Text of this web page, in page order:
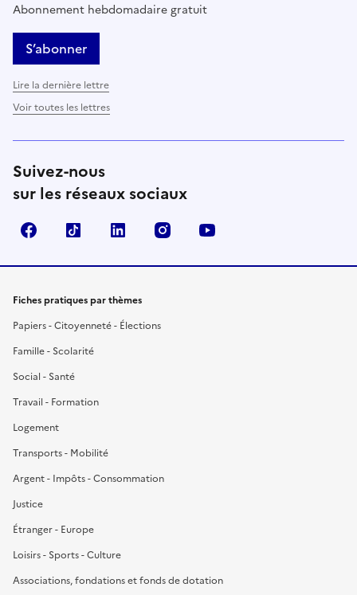
Abonnement hebdomadaire gratuit
S’abonner
Lire la dernière lettre
Voir toutes les lettres
Suivez-nous
sur les réseaux sociaux
FacebookTikTok LinkedIn Instagram
Fiches pratiques par thèmes
Papiers - Citoyenneté - Élections
Famille - Scolarité
Social - Santé
Travail - Formation
Logement
Transports - Mobilité
Argent - Impôts - Consommation
Justice
Étranger - Europe
Loisirs - Sports - Culture
Associations, fondations et fonds de dotation